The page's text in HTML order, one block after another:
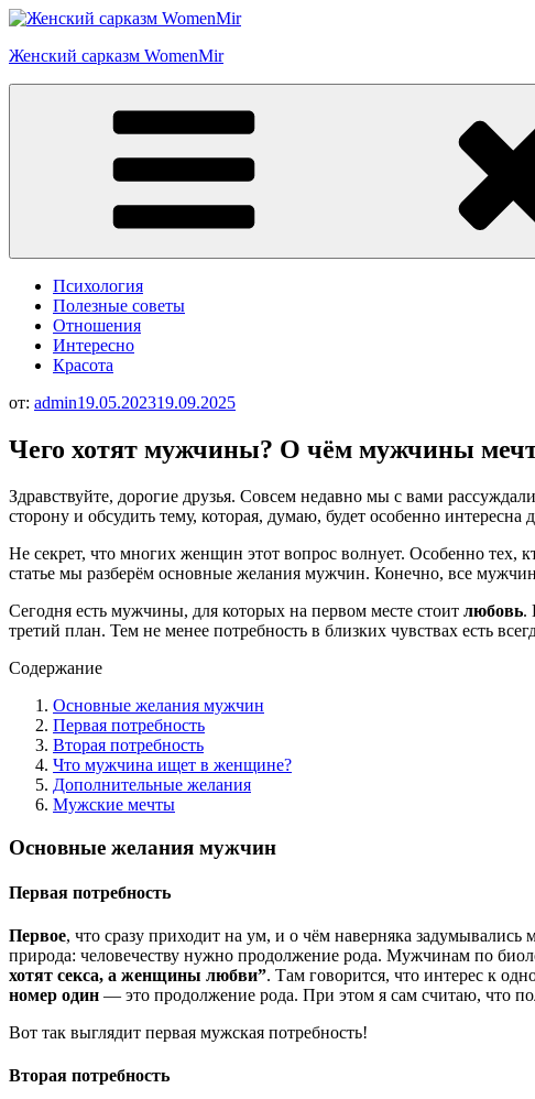
Перейти
содержимому
Женский сарказм WomenMir
Психология
Полезные советы
Отношения
Интересно
Красота
от: admin19.05.202319.09.2025
Чего хотят мужчины? О чём мужчины
Здравствуйте, дорогие друзья. Совсем недавно мы с вами
сторону и обсудить тему, которая, думаю, будет особенно
Не секрет, что многих женщин этот вопрос волнует. Особенно
статье мы разберём основные желания мужчин. Конечно, все
Сегодня есть мужчины, для которых на первом месте стоит любовь.
третий план. Тем не менее потребность в близких чувствах есть
Содержание
Основные желания мужчин
Первая потребность
Вторая потребность
Что мужчина ищет в женщине?
Дополнительные желания
Мужские мечты
Основные желания мужчин
Первая потребность
Первое, что сразу приходит на ум, и о чём наверняка
природа: человечеству нужно продолжение рода. Мужчинам по
хотят секса, а женщины любви”. Там говорится, что интерес к
номер один — это продолжение рода. При этом я сам считаю, что
Вот так выглядит первая мужская потребность!
Вторая потребность